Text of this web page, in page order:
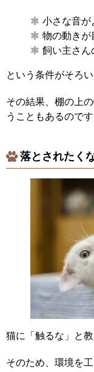
小さな音が
物の動きが
飼い主さん
という条件がそろい
その結果、棚の上
うこともあるのです
落とされたく
猫に「触るな」と
そのため、環境を